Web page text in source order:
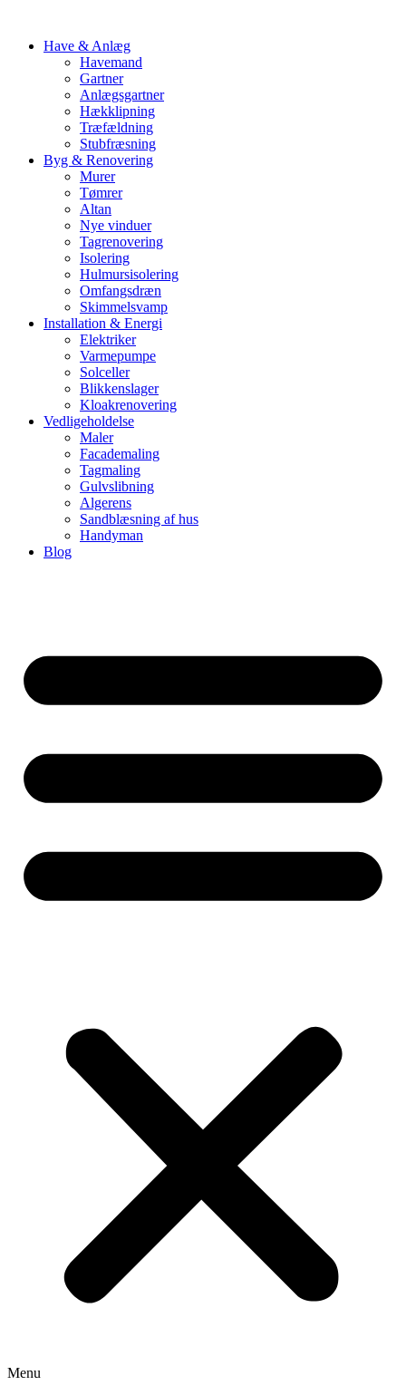
Have & Anlæg
Havemand
Gartner
Anlægsgartner
Hækklipning
Træfældning
Stubfræsning
Byg & Renovering
Murer
Tømrer
Altan
Nye vinduer
Tagrenovering
Isolering
Hulmursisolering
Omfangsdræn
Skimmelsvamp
Installation & Energi
Elektriker
Varmepumpe
Solceller
Blikkenslager
Kloakrenovering
Vedligeholdelse
Maler
Facademaling
Tagmaling
Gulvslibning
Algerens
Sandblæsning af hus
Handyman
Blog
Menu